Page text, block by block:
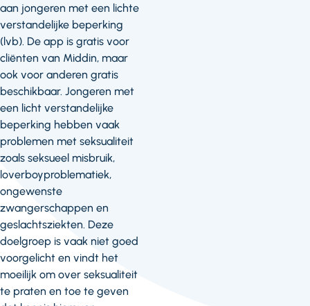
aan jongeren met een lichte
verstandelijke beperking
(lvb). De app is gratis voor
cliënten van Middin, maar
ook voor anderen gratis
beschikbaar. Jongeren met
een licht verstandelijke
beperking hebben vaak
problemen met seksualiteit
zoals seksueel misbruik,
loverboyproblematiek,
ongewenste
zwangerschappen en
geslachtsziekten. Deze
doelgroep is vaak niet goed
voorgelicht en vindt het
moeilijk om over seksualiteit
te praten en toe te geven